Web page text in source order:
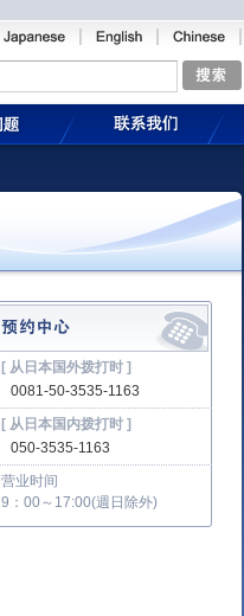
[ 从日本国外拨打时 ]
0081-50-3535-1163
[ 从日本国内拨打时 ]
050-3535-1163
营业时间
9：00～17:00(週日除外)